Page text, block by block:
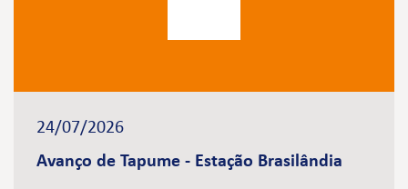
24/07/2026
Avanço de Tapume - Estação Brasilândia